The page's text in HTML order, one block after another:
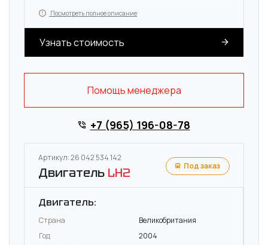
Посмотреть полное описание
Узнать стоимость
Помощь менеджера
+7 (965) 196-08-78
Артикул: 26 042 534 142
Двигатель LH2 Под заказ
Двигатель:
Страна
Великобритания
Год
2004